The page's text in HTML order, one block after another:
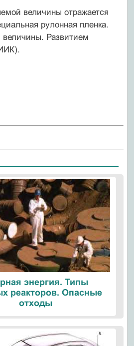
величины отражается
рулонная пленка.
Развитием
энергия. Типы
реакторов. Опасные
отходы